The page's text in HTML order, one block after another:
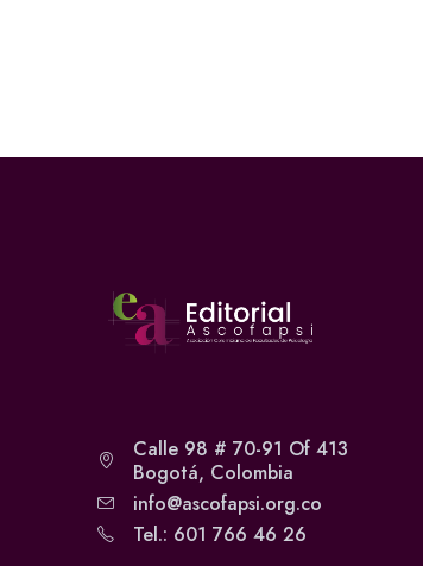
Calle 98 # 70-91 Of 413
Bogotá, Colombia
info@ascofapsi.org.co
Tel.: 601 766 46 26